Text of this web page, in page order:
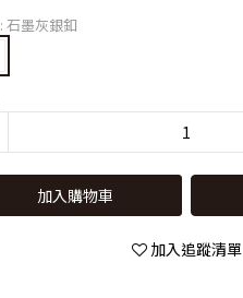
: 石墨灰銀釦
加入購物車
加入追蹤清單